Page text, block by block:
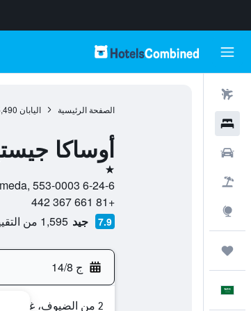
الصفحة الرئيسية اليابان
أوساكا
نجمة واحدة
6-24-6 Fukushima, Fukushima-ku, Umeda, 553-0003, أوساكا, محافظة أوساكا, اليابان
+81 661 367 442
7.9 جيد 1,595 من التقييمات تم التحقق منها
ج 14/8
2 من الضيوف، غرفة واحدة